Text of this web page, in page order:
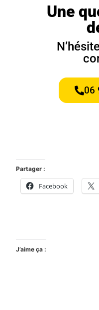
Une
06
Partager :
Facebook
J’aime ça :